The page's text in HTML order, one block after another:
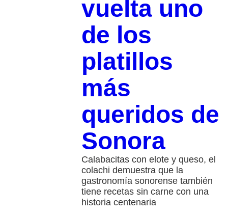
vuelta uno
de los
platillos
más
queridos de
Sonora
Calabacitas con elote y queso, el
colachi demuestra que la
gastronomía sonorense también
tiene recetas sin carne con una
historia centenaria